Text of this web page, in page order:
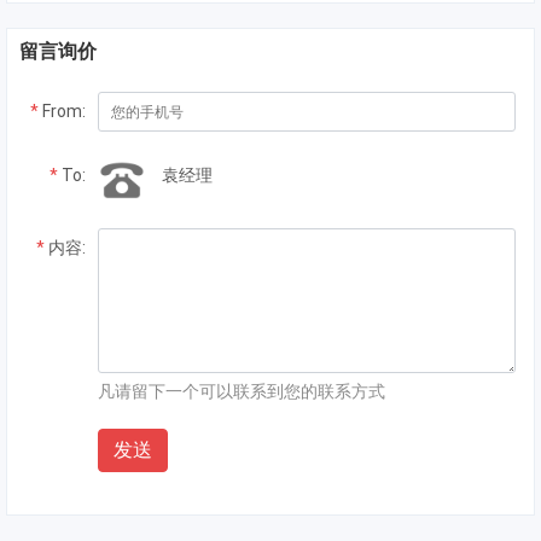
留言询价
* From:
* To: 袁经理
* 内容:
凡请留下一个可以联系到您的联系方式